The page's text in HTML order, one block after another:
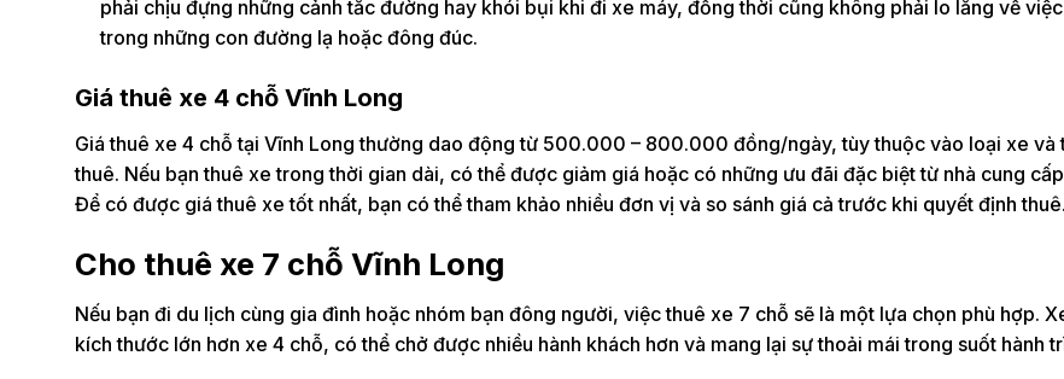
phải chịu đựng những cảnh tắc đường hay khói bụi khi đi xe máy, đồng thời cũng không phải lo lắng về
trong những con đường lạ hoặc đông đúc.
Giá thuê xe 4 chỗ Vĩnh Long
Giá thuê xe 4 chỗ tại Vĩnh Long thường dao động từ 500.000 – 800.000 đồng/ngày, tùy thuộc vào loại xe và
thuê. Nếu bạn thuê xe trong thời gian dài, có thể được giảm giá hoặc có những ưu đãi đặc biệt từ nhà cung
Để có được giá thuê xe tốt nhất, bạn có thể tham khảo nhiều đơn vị và so sánh giá cả trước khi quyết định thuê.
Cho thuê xe 7 chỗ Vĩnh Long
Nếu bạn đi du lịch cùng gia đình hoặc nhóm bạn đông người, việc thuê xe 7 chỗ sẽ là một lựa chọn phù hợp.
kích thước lớn hơn xe 4 chỗ, có thể chở được nhiều hành khách hơn và mang lại sự thoải mái trong suốt hành